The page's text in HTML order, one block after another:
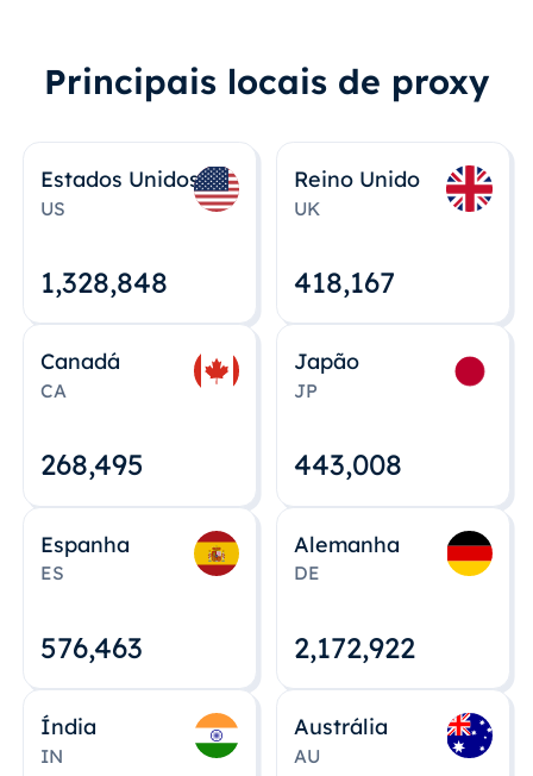
Principais locais de proxy
Estados Unidos
US
1,328,848
Reino Unido
UK
418,167
Canadá
CA
268,495
Japão
JP
443,008
Espanha
ES
576,463
Alemanha
DE
2,172,922
Índia
IN
Austrália
AU